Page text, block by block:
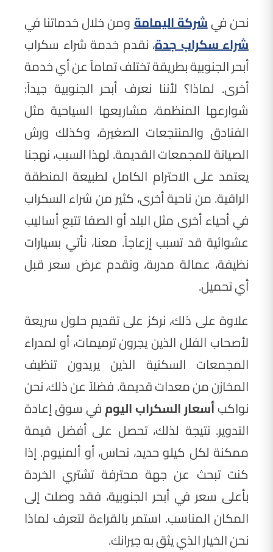
نحن فيشركة اليمامةومن خلال خدماتنا في
شراء سكراب جدة، نقدم خدمة شراء سكراب
أبحر الجنوبية بطريقة تختلف تماماً عن أي خدمة
أخرى. لماذا؟ لأننا نعرف أبحر الجنوبية جيداً:
شوارعها المنظمة، مشاريعها السياحية مثل
الفنادق والمنتجعات الصغيرة، وكذلك ورش
الصيانة للمجمعات القديمة. لهذا السبب، نهجنا
يعتمد على الاحترام الكامل لطبيعة المنطقة
الراقية. من ناحية أخرى، كثير من شراء السكراب
في أحياء أخرى مثل البلد أو الصفا تتبع أساليب
عشوائية قد تسبب إزعاجاً. معنا، نأتي بسيارات
نظيفة، عمالة مدربة، ونقدم عرض سعر قبل
أي تحميل.
علاوة على ذلك، نركز على تقديم حلول سريعة
لأصحاب الفلل الذين يجرون ترميمات، أو لمدراء
المجمعات السكنية الذين يريدون تنظيف
المخازن من معدات قديمة. فضلاً عن ذلك، نحن
نواكبأسعار السكراب اليومفي سوق إعادة
التدوير. نتيجة لذلك، تحصل على أفضل قيمة
ممكنة لكل كيلو حديد، نحاس، أو ألمنيوم. إذا
كنت تبحث عن جهة محترفة تشتري الخردة
بأعلى سعر في أبحر الجنوبية، فقد وصلت إلى
المكان المناسب. استمر بالقراءة لتعرف لماذا
نحن الخيار الذي يثق به جيرانك.